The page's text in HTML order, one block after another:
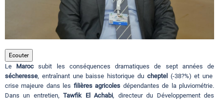
Evenements
Contact
Ecouter
Le Maroc subit les conséquences dramatiques de sept années de
sécheresse, entraînant une baisse historique du cheptel (-38?%) et une
crise majeure dans les filières agricoles dépendantes de la pluviométrie.
Dans un entretien,Tawfik El Achabi, directeur du Développement des